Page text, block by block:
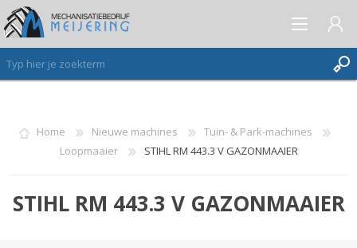
AANMELDEN ALS NIEUWE KLANT
INLOGGEN
Home Nieuwe machines
Tuin- & Park-machines
Loopmaaier
STIHL RM 443.3 V GAZONMAAIER
STIHL RM 443.3 V GAZONMAAIER